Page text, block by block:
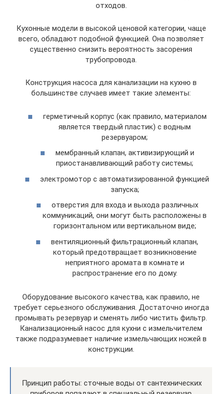
отходов.
Кухонные модели в высокой ценовой категории, чаще
всего, обладают подобной функцией. Она позволяет
существенно снизить вероятность засорения
трубопровода.
Конструкция насоса для канализации на кухню в
большинстве случаев имеет такие элементы:
герметичный корпус (как правило, материалом
является твердый пластик) с водным
резервуаром;
мембранный клапан, активизирующий и
приостанавливающий работу системы;
электромотор с автоматизированной функцией
запуска;
отверстия для входа и выхода различных
коммуникаций, они могут быть расположены в
горизонтальном или вертикальном виде;
вентиляционный фильтрационный клапан,
который предотвращает возникновение
неприятного аромата в комнате и
распространение его по дому.
Оборудование высокого качества, как правило, не
требует серьезного обслуживания. Достаточно иногда
промывать резервуар и сменять либо чистить фильтр.
Канализационный насос для кухни с измельчителем
также подразумевает наличие измельчающих ножей в
конструкции.
Принцип работы: сточные воды от сантехнических